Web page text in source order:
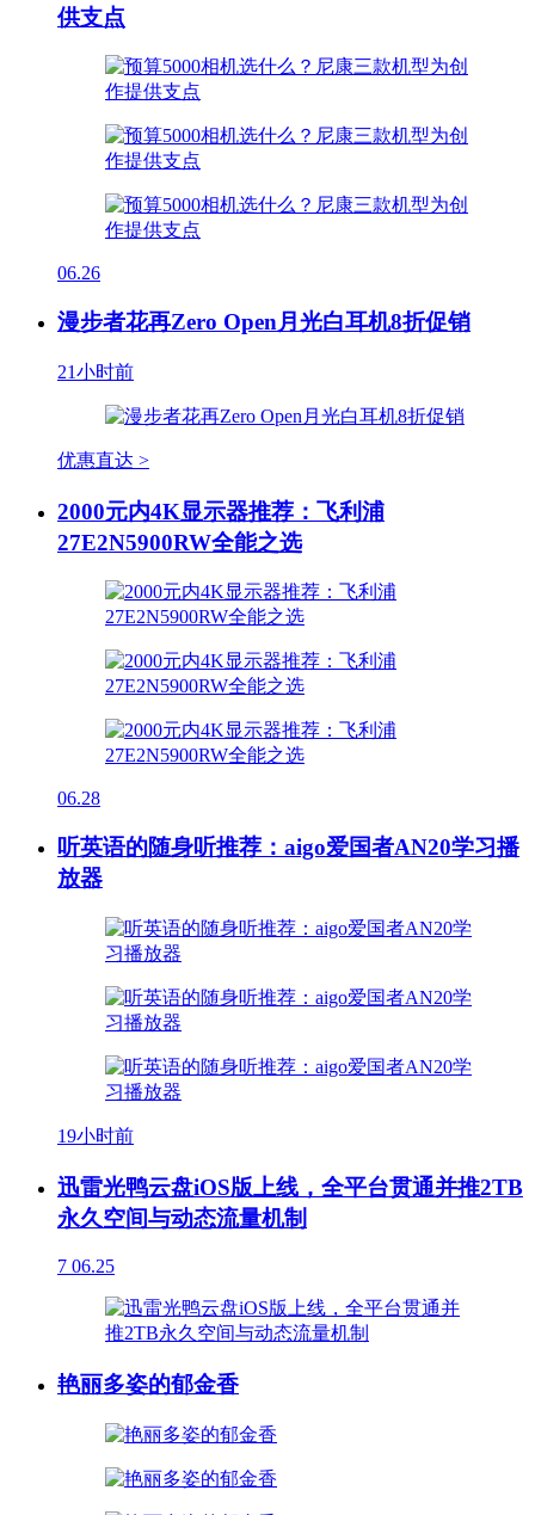
供支点
06.26
漫步者花再Zero Open月光白耳机8折促销
21小时前
优惠直达 >
2000元内4K显示器推荐：飞利浦
27E2N5900RW全能之选
06.28
听英语的随身听推荐：aigo爱国者AN20学习播
放器
19小时前
迅雷光鸭云盘iOS版上线，全平台贯通并推2TB
永久空间与动态流量机制
7 06.25
艳丽多姿的郁金香